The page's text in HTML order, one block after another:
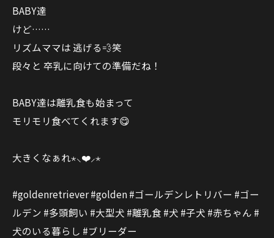
BABY達
けど……
リズムママは 逃げる💨笑
段々と 卒乳に向けての準備だね！
BABY達は離乳食も始まって
モリモリ食べてくれます😋
大きくなぁれ⋆⸜❤️⸝‍⋆
#goldenretriever #golden #ゴールデンレトリバー #ゴー
ルデン #多頭飼い #大型犬 #離乳食 #犬 #子犬 #赤ちゃん #
犬のいる暮らし #ブリーダー